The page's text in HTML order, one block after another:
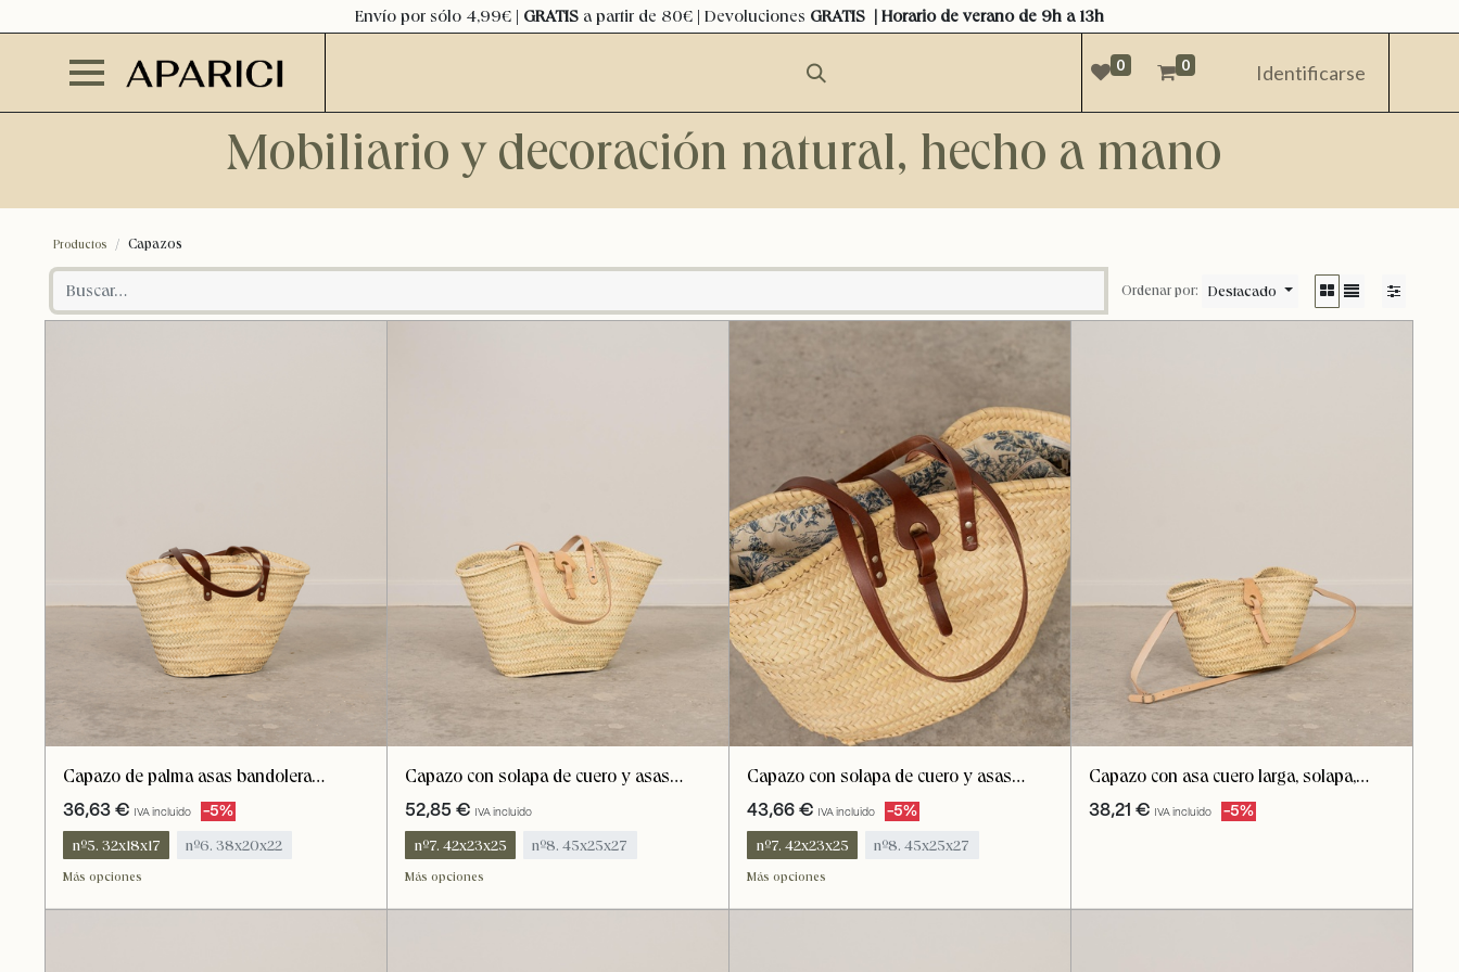
Envío por sólo 4,99€ | GRATIS a partir de 80€ | Devoluciones GRATIS | Horario de verano de 9h a 13h
0 0 Identificarse
Mobiliario y decoración natural, hecho a mano
Productos Capazos
Ordenar por: Destacado
Capazo de palma asas bandolera
marrón. Cierre tela en surtido de colores
36,63 € IVA incluido -5%
nº5. 32x18x17
nº6. 38x20x22
nº7. 42x23x25
nº9. 52x28x35
Más opciones
Capazo con solapa de cuero y asas
bandolera beige cierre tela
52,85 € IVA incluido
nº7. 42x23x25
nº8. 45x25x27
nº9. 52x28x35
Más opciones
Capazo con solapa de cuero y asas
bandolera marrón, cierre tela
43,66 € IVA incluido -5%
nº7. 42x23x25
nº8. 45x25x27
nº9. 52x28x35
Más opciones
Capazo con asa cuero larga, solapa,
cierre cremallera
38,21 € IVA incluido -5%